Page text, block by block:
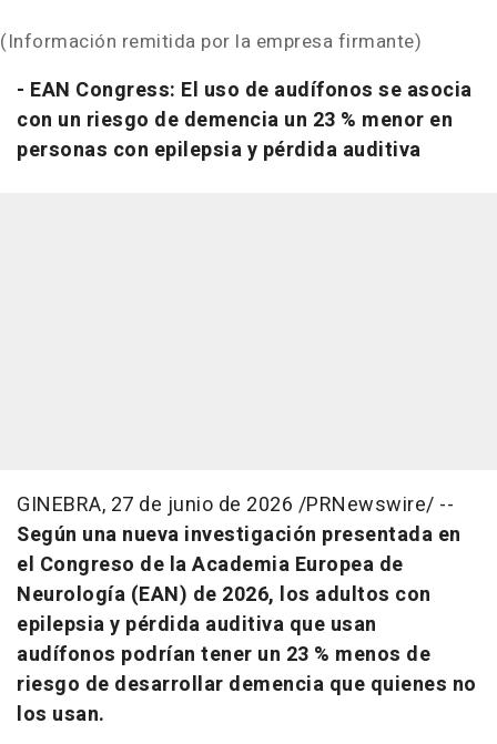
(Información remitida por la empresa firmante)
- EAN Congress: El uso de audífonos se asocia
con un riesgo de demencia un 23 % menor en
personas con epilepsia y pérdida auditiva
GINEBRA, 27 de junio de 2026 /PRNewswire/ --
Según una nueva investigación presentada en
el Congreso de la Academia Europea de
Neurología (EAN) de 2026, los adultos con
epilepsia y pérdida auditiva que usan
audífonos podrían tener un 23 % menos de
riesgo de desarrollar demencia que quienes no
los usan.